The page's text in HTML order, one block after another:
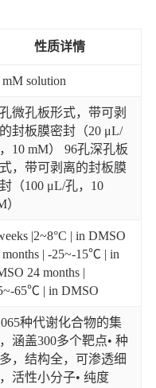
性质详情
mM solution
微孔板形式，带可剥
封板膜密封（20 μL/
10 mM） 96孔深孔板
，带可剥离的封板膜
（100 μL/孔，10
）
|2~8°C | in DMSO
months | -25~-15℃ | in
24 months |
65℃ | in DMSO
种代谢化合物的集
涵盖300多个靶点• 种
，结构全，可渗透细
活性小分子• 纯度